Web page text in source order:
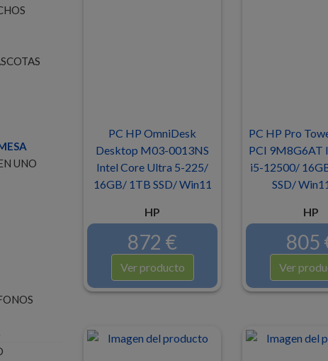
UNO
PC HP OmniDesk
Desktop M03-0013NS
Intel Core Ultra 5-225/
16GB/ 1TB SSD/ Win11
HP
872 €
Ver producto
PC HP Pro
PCI 9M8G6AT
i5-12500/
SSD/
HP
805
Ver